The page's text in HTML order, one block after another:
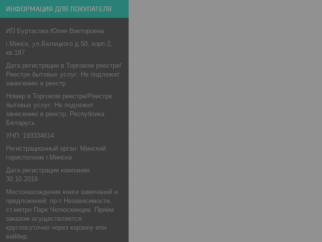
ИНФОРМАЦИЯ ДЛЯ ПОКУПАТЕЛЯ
ИП Буртасова Юлия Викторовна
г.Минск, ул.Белецкого д.50, корп.2,
кв.187
Дата регистрации в Торговом реестре/
Реестре бытовых услуг: Не подлежит
занесению в реестр
Номер в Торговом реестре/Реестре
бытовых услуг: Не подлежит
занесению в реестр, Республика
Беларусь
УНП: 193334614
Регистрационный орган: Минский
горисполком г.Минска
Дата регистрации компании:
30.10.2019
Местонахождение книги замечаний и
предложений: пр-т Независимости,
ст.метро Парк Челюскинцев. Приём
заказом осуществляется
круглосуточно через корзину или
вайбер.